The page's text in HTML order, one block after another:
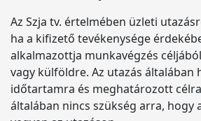
Az Szja tv. értelmében üzleti
ha a kifizető tevékenysége
alkalmazottja munkavégzés
vagy külföldre. Az utazás általában
időtartamra és meghatározott
általában nincs szükség arra, hogy